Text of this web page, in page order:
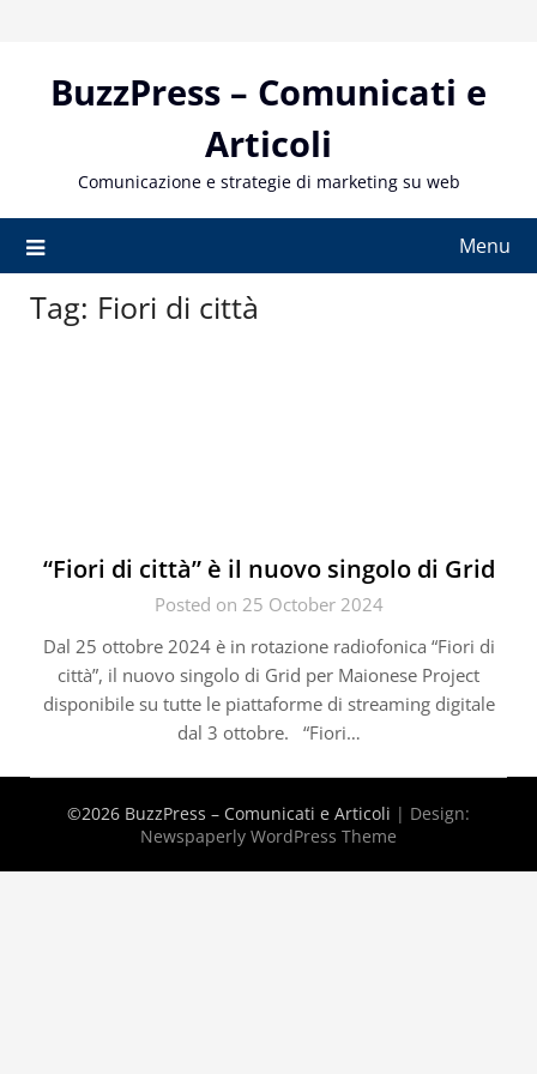
contentBuzzPress – Comunicati e
Articoli
Comunicazione e strategie di marketing su web
Menu
Tag: Fiori di città
“Fiori di città” è il nuovo singolo di Grid
Posted on 25 October 2024
Dal 25 ottobre 2024 è in rotazione radiofonica “Fiori di
città”, il nuovo singolo di Grid per Maionese Project
disponibile su tutte le piattaforme di streaming digitale
dal 3 ottobre. “Fiori…
©2026 BuzzPress – Comunicati e Articoli | Design:
Newspaperly WordPress Theme